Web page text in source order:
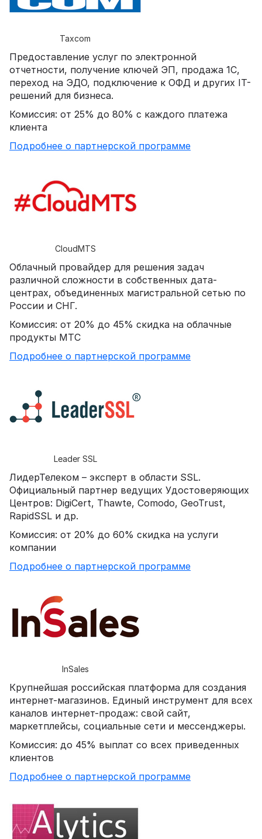
Taxcom
Предоставление услуг по электронной
отчетности, получение ключей ЭП, продажа 1С,
переход на ЭДО, подключение к ОФД и других IT-
решений для бизнеса.
Комиссия: от 25% до 80% с каждого платежа
клиента
Подробнее о партнерской программе
CloudMTS
Облачный провайдер для решения задач
различной сложности в собственных дата-
центрах, объединенных магистральной сетью по
России и СНГ.
Комиссия: от 20% до 45% скидка на облачные
продукты МТС
Подробнее о партнерской программе
Leader SSL
ЛидерТелеком – эксперт в области SSL.
Официальный партнер ведущих Удостоверяющих
Центров: DigiCert, Thawte, Comodo, GeoTrust,
RapidSSL и др.
Комиссия: от 20% до 60% скидка на услуги
компании
Подробнее о партнерской программе
InSales
Крупнейшая российская платформа для создания
интернет-магазинов. Единый инструмент для всех
каналов интернет-продаж: свой сайт,
маркетплейсы, социальные сети и мессенджеры.
Комиссия: до 45% выплат со всех приведенных
клиентов
Подробнее о партнерской программе